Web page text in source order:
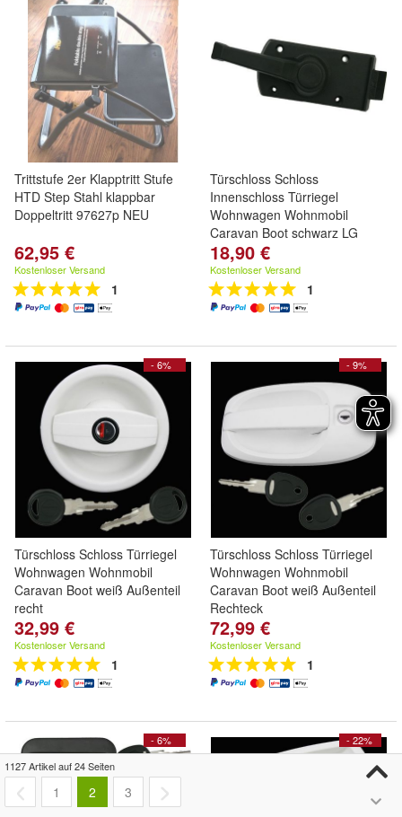
Trittstufe 2er Klapptritt Stufe
HTD Step Stahl klappbar
Doppeltritt 97627p NEU
62,95 €
Kostenloser Versand
1
Türschloss Schloss
Innenschloss Türriegel
Wohnwagen Wohnmobil
Caravan Boot schwarz LG
18,90 €
Kostenloser Versand
1
- 6%
Türschloss Schloss Türriegel
Wohnwagen Wohnmobil
Caravan Boot weiß Außenteil
recht
32,99 €
Kostenloser Versand
1
- 9%
Türschloss Schloss Türriegel
Wohnwagen Wohnmobil
Caravan Boot weiß Außenteil
Rechteck
72,99 €
Kostenloser Versand
1
- 6%
- 22%
1127 Artikel auf 24 Seiten
1 2 3